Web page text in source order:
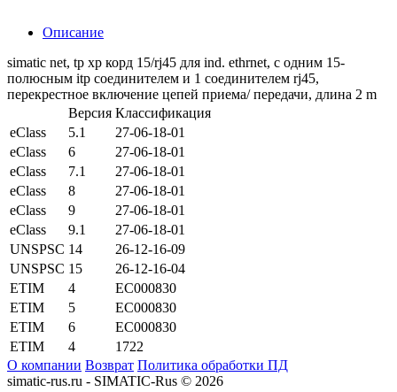
Описание
simatic net, tp xp корд 15/rj45 для ind. ethrnet, с одним 15-
полюсным itp соединителем и 1 соединителем rj45,
перекрестное включение цепей приема/ передачи, длина 2 m
Версия Классификация
eClass
5.1
27-06-18-01
eClass
6
27-06-18-01
eClass
7.1
27-06-18-01
eClass
8
27-06-18-01
eClass
9
27-06-18-01
eClass
9.1
27-06-18-01
UNSPSC 14
26-12-16-09
UNSPSC 15
26-12-16-04
ETIM
4
EC000830
ETIM
5
EC000830
ETIM
6
EC000830
ETIM
4
1722
О компании Возврат Политика обработки ПД
simatic-rus.ru - SIMATIC-Rus © 2026